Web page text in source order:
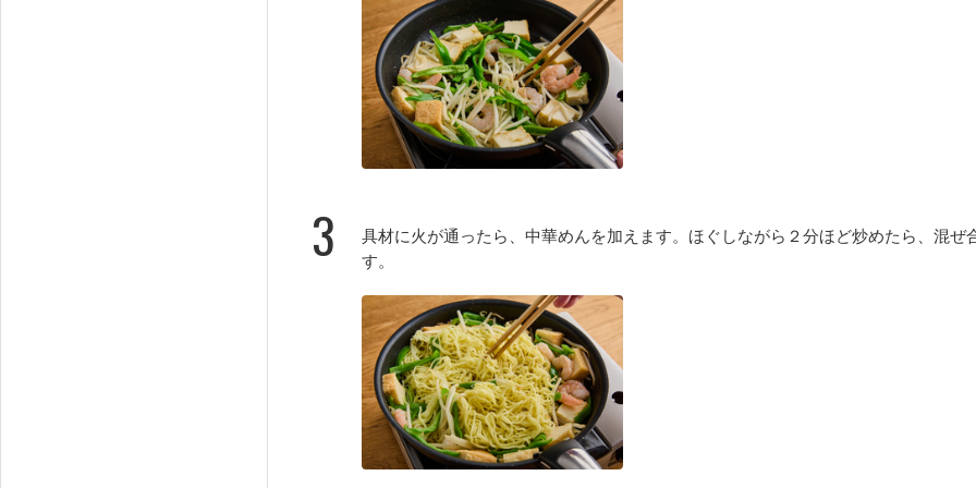
3
具材に火が通ったら、中華めんを加えます。ほぐしながら２分ほど炒めたら、混ぜ
す。